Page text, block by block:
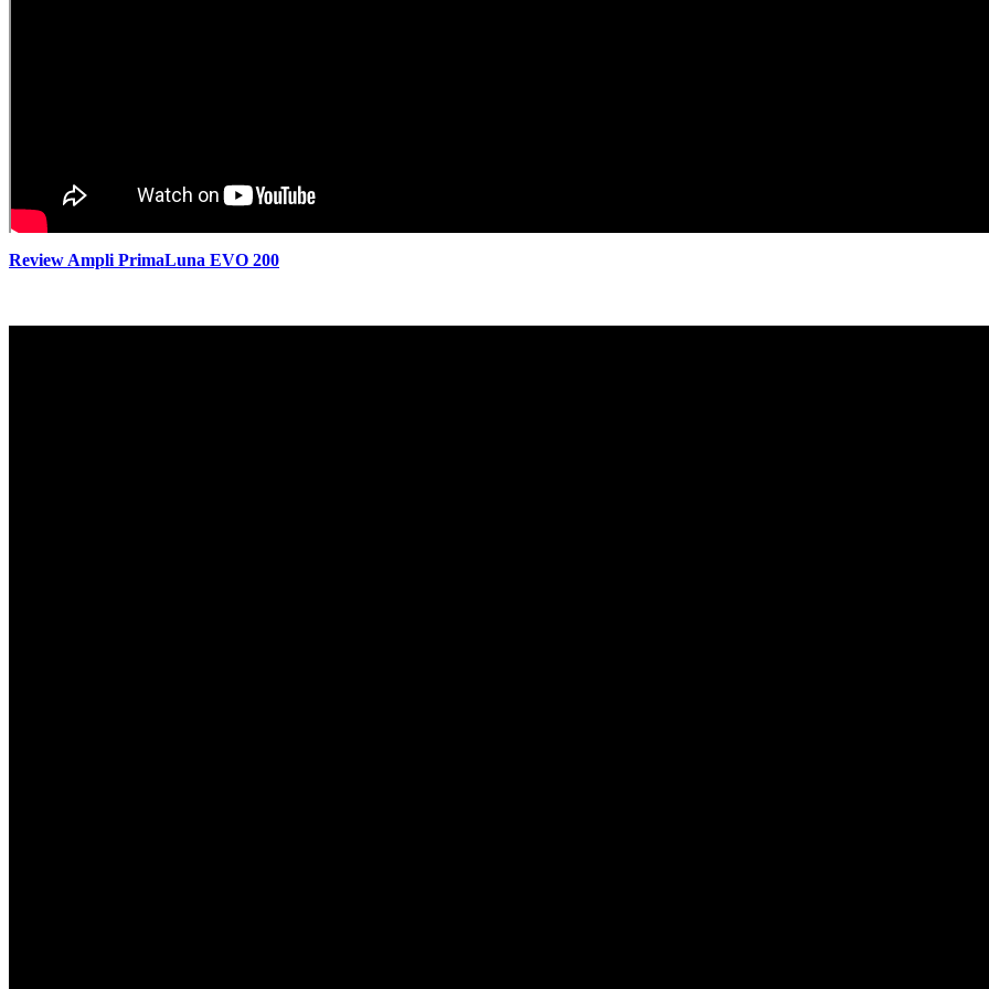
Review Ampli PrimaLuna EVO 200